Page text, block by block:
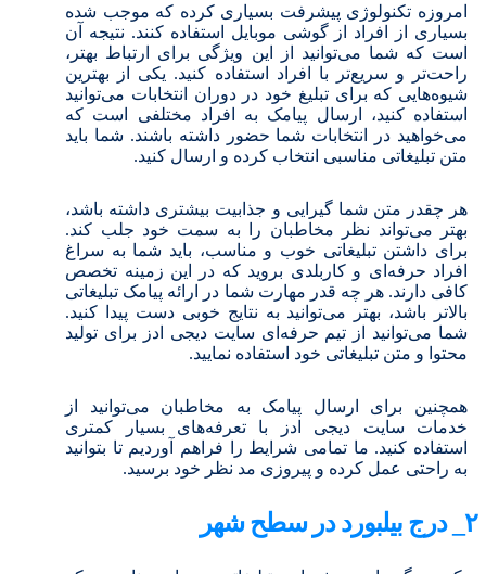
امروزه تکنولوژی پیشرفت بسیاری کرده که موجب شده
بسیاری از افراد از گوشی موبایل استفاده کنند. نتیجه آن
است که شما می‌توانید از این ویژگی برای ارتباط بهتر،
راحت‌تر و سریع‌تر با افراد استفاده کنید. یکی از بهترین
شیوه‌هایی که برای تبلیغ خود در دوران انتخابات می‌توانید
استفاده کنید، ارسال پیامک به افراد مختلفی است که
می‌خواهید در انتخابات شما حضور داشته باشند. شما باید
متن تبلیغاتی مناسبی انتخاب کرده و ارسال کنید.
هر چقدر متن شما گیرایی و جذابیت بیشتری داشته باشد،
بهتر می‌تواند نظر مخاطبان را به سمت خود جلب کند.
برای داشتن تبلیغاتی خوب و مناسب، باید شما به سراغ
افراد حرفه‌ای و کاربلدی بروید که در این زمینه تخصص
کافی دارند.هر چه قدر مهارت شما در ارائه پیامک تبلیغاتی
بالاتر باشد، بهتر می‌توانید به نتایج خوبی دست پیدا کنید.
شما می‌توانید از تیم حرفه‌ای سایت دیجی ادز برای تولید
محتوا و متن تبلیغاتی خود استفاده نمایید.
همچنین برای ارسال پیامک به مخاطبان می‌توانید از
خدمات سایت دیجی ادز با تعرفه‌های بسیار کمتری
استفاده کنید. ما تمامی شرایط را فراهم آوردیم تا بتوانید
به راحتی عمل کرده و پیروزی مد نظر خود برسید.
۲_ درج بیلبورد در سطح شهر